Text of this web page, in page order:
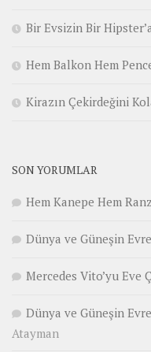
Bir Evsizin Bir
Hem Balkon Hem
Kirazın Çekirdeğini
SON YORUMLAR
Hem Kanepe Hem
Dünya ve Güneşin
Mercedes Vito’yu Eve
Dünya ve Güneşin
Atayman